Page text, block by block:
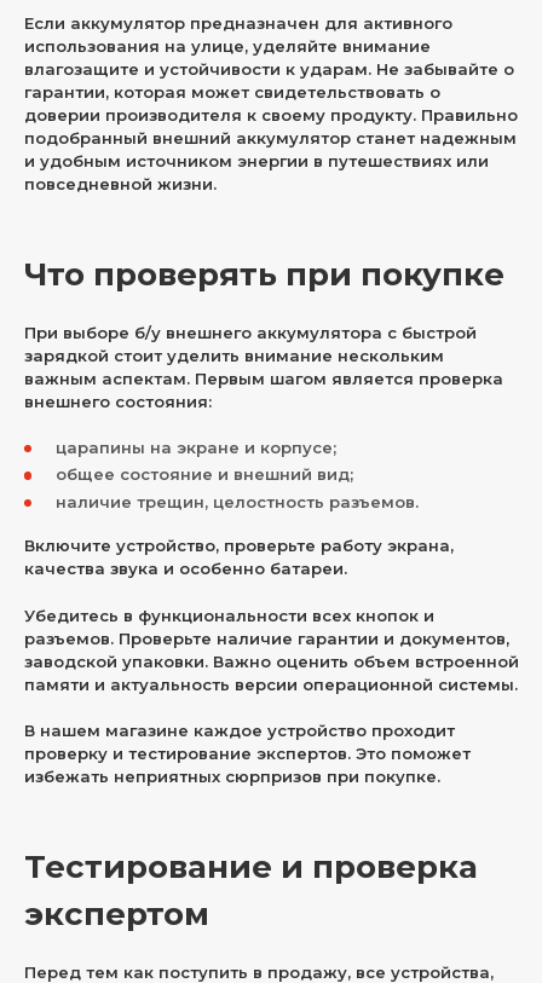
Если аккумулятор предназначен для активного
использования на улице, уделяйте внимание
влагозащите и устойчивости к ударам. Не забывайте о
гарантии, которая может свидетельствовать о
доверии производителя к своему продукту. Правильно
подобранный внешний аккумулятор станет надежным
и удобным источником энергии в путешествиях или
повседневной жизни.
Что проверять при покупке
При выборе б/у внешнего аккумулятора с быстрой
зарядкой стоит уделить внимание нескольким
важным аспектам. Первым шагом является проверка
внешнего состояния:
царапины на экране и корпусе;
общее состояние и внешний вид;
наличие трещин, целостность разъемов.
Включите устройство, проверьте работу экрана,
качества звука и особенно батареи.
Убедитесь в функциональности всех кнопок и
разъемов. Проверьте наличие гарантии и документов,
заводской упаковки. Важно оценить объем встроенной
памяти и актуальность версии операционной системы.
В нашем магазине каждое устройство проходит
проверку и тестирование экспертов. Это поможет
избежать неприятных сюрпризов при покупке.
Тестирование и проверка
экспертом
Перед тем как поступить в продажу, все устройства,